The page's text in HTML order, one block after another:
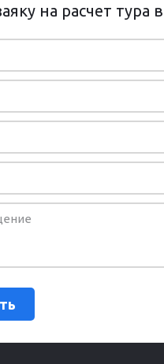
на расчет